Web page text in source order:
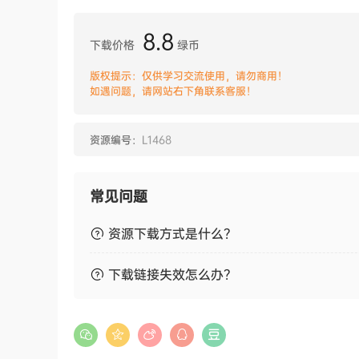
下载价格 8.8 绿币
版权提示：仅供学习交流使用，请勿商用！
如遇问题，请网站右下角联系客服！
资源编号： L1468
常见问题
资源下载方式是什么？
下载链接失效怎么办？